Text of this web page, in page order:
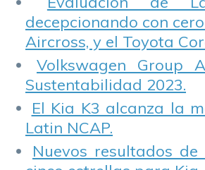
decepcionando con
Aircross, y el Toyota
Volkswagen Group
Sustentabilidad 2023.
El Kia K3 alcanza la
Latin NCAP.
Nuevos resultados